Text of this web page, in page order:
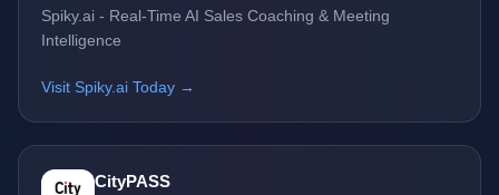
Spiky.ai - Real-Time AI Sales Coaching & Meeting
Intelligence
Visit Spiky.ai Today →
CityPASS